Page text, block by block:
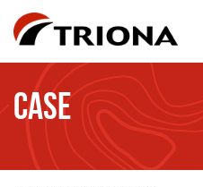
CASE